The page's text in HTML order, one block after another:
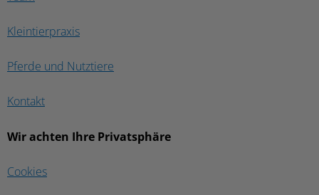
Kleintierpraxis
Pferde und Nutztiere
Kontakt
Wir achten Ihre Privatsphäre
Cookies